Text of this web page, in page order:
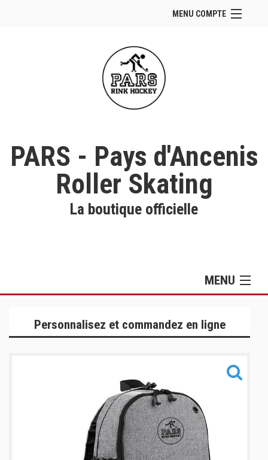
MENU COMPTE
Site Web du club
Se connecter
Panier (vide
PARS - Pays d'Ancenis
Roller Skating
La boutique officielle
MENU
Gamme Training
Informations
Personnalisez et commandez en ligne